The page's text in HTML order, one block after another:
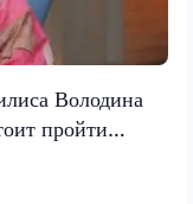
Володина
пройти